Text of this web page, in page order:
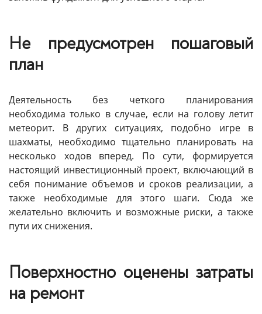
Не предусмотрен пошаговый
план
Деятельность без четкого планирования
необходима только в случае, если на голову летит
метеорит. В других ситуациях, подобно игре в
шахматы, необходимо тщательно планировать на
несколько ходов вперед. По сути, формируется
настоящий инвестиционный проект, включающий в
себя понимание объемов и сроков реализации, а
также необходимые для этого шаги. Сюда же
желательно включить и возможные риски, а также
пути их снижения.
Поверхностно оценены затраты
на ремонт